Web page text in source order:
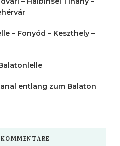
– Fonyód – Keszthely –
entlang zum Balaton